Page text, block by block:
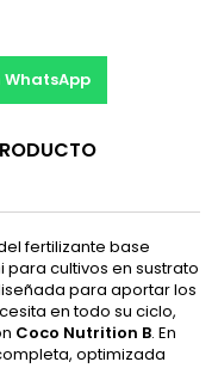
fertilizante base
cultivos en sustrato
para aportar los
en todo su ciclo,
Coco Nutrition B. En
optimizada